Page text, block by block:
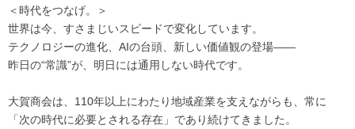
＜時代をつなげ。＞
世界は今、すさまじいスピードで変化しています。
テクノロジーの進化、AIの台頭、新しい価値観の登場――
昨日の“常識”が、明日には通用しない時代です。
大賀商会は、110年以上にわたり地域産業を支えながらも、常に
「次の時代に必要とされる存在」であり続けてきました。